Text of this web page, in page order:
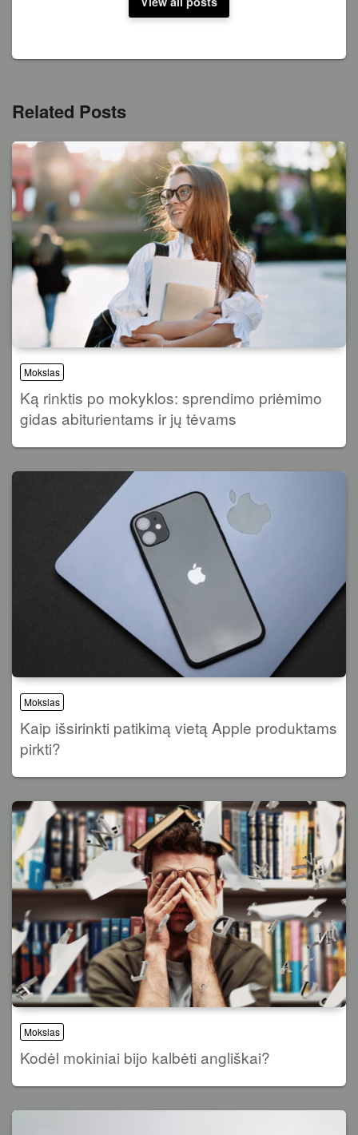
Related Posts
Mokslas
Ką rinktis po mokyklos: sprendimo priėmimo
gidas abiturientams ir jų tėvams
Mokslas
Kaip išsirinkti patikimą vietą Apple produktams
pirkti?
Mokslas
Kodėl mokiniai bijo kalbėti angliškai?